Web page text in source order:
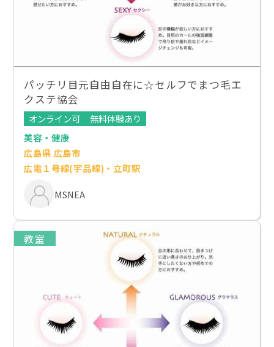
パッチリ目元自由自在に☆セルフでまつ毛エ
クステ協会
オンライン可
無料体験あり
美容・健康
広島県 広島市
広電１号線(宇品線)・立町駅
MSNEA
教室